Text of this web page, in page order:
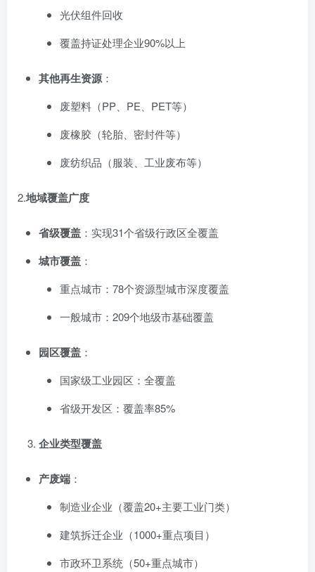
光伏组件回收
覆盖持证处理企业90%以上
其他再生资源 ：
废塑料（PP、PE、PET等）
废橡胶（轮胎、密封件等）
废纺织品（服装、工业废布等）
2.地域覆盖广度
省级覆盖 ：实现31个省级行政区全覆盖
城市覆盖 ：
重点城市：78个资源型城市深度覆盖
一般城市：209个地级市基础覆盖
园区覆盖 ：
国家级工业园区：全覆盖
省级开发区：覆盖率85%
企业类型覆盖
产废端 ：
制造业企业（覆盖20+主要工业门类）
建筑拆迁企业（1000+重点项目）
市政环卫系统（50+重点城市）